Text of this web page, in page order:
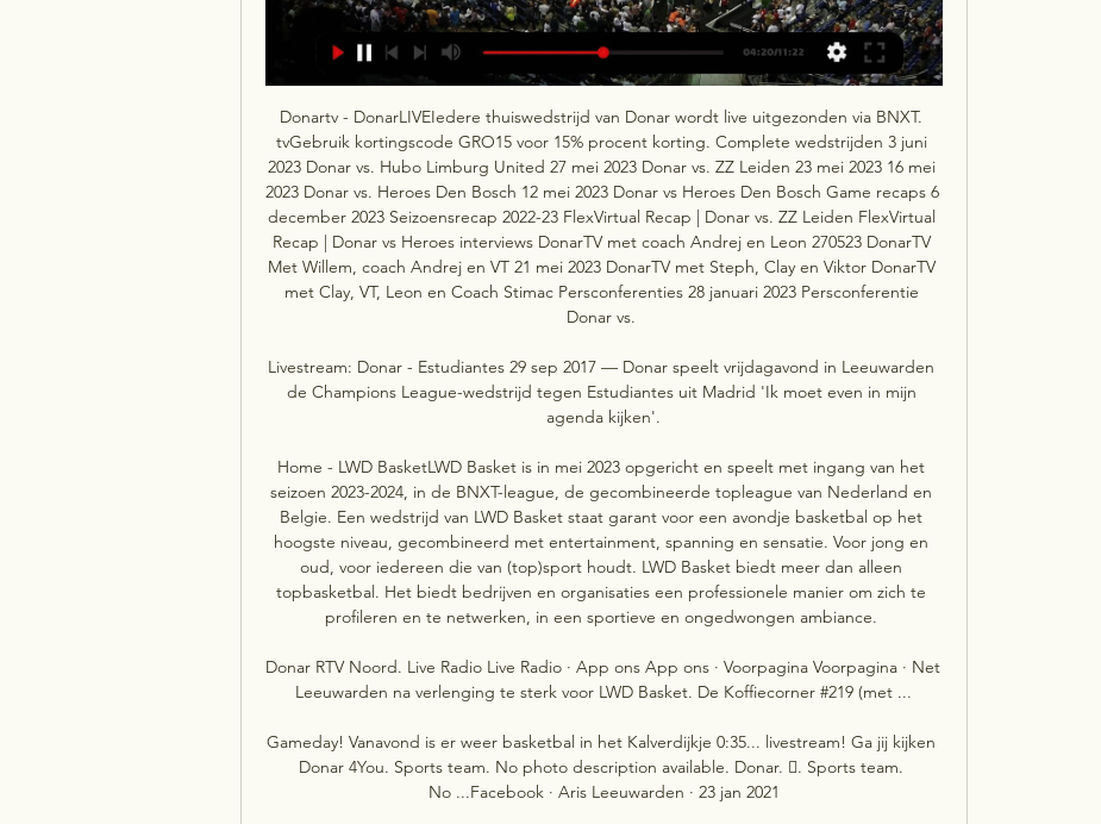
Donartv - DonarLIVEIedere thuiswedstrijd van Donar wordt live uitgezonden via BNXT.
tvGebruik kortingscode GRO15 voor 15% procent korting. Complete wedstrijden 3 juni
2023 Donar vs. Hubo Limburg United 27 mei 2023 Donar vs. ZZ Leiden 23 mei 2023 16 mei
2023 Donar vs. Heroes Den Bosch 12 mei 2023 Donar vs Heroes Den Bosch Game recaps 6
december 2023 Seizoensrecap 2022-23 FlexVirtual Recap | Donar vs. ZZ Leiden FlexVirtual
Recap | Donar vs Heroes interviews DonarTV met coach Andrej en Leon 270523 DonarTV
Met Willem, coach Andrej en VT 21 mei 2023 DonarTV met Steph, Clay en Viktor DonarTV
met Clay, VT, Leon en Coach Stimac Persconferenties 28 januari 2023 Persconferentie
Donar vs.
Livestream: Donar - Estudiantes 29 sep 2017 — Donar speelt vrijdagavond in Leeuwarden
de Champions League-wedstrijd tegen Estudiantes uit Madrid 'Ik moet even in mijn
agenda kijken'.
Home - LWD BasketLWD Basket is in mei 2023 opgericht en speelt met ingang van het
seizoen 2023-2024, in de BNXT-league, de gecombineerde topleague van Nederland en
Belgie. Een wedstrijd van LWD Basket staat garant voor een avondje basketbal op het
hoogste niveau, gecombineerd met entertainment, spanning en sensatie. Voor jong en
oud, voor iedereen die van (top)sport houdt. LWD Basket biedt meer dan alleen
topbasketbal. Het biedt bedrijven en organisaties een professionele manier om zich te
profileren en te netwerken, in een sportieve en ongedwongen ambiance.
Donar RTV Noord. Live Radio Live Radio · App ons App ons · Voorpagina Voorpagina · Net
Leeuwarden na verlenging te sterk voor LWD Basket. De Koffiecorner #219 (met ...
Gameday! Vanavond is er weer basketbal in het Kalverdijkje 0:35... livestream! Ga jij kijken
Donar 4You. Sports team. No photo description available. Donar. 󱢏. Sports team.
No ...Facebook · Aris Leeuwarden · 23 jan 2021